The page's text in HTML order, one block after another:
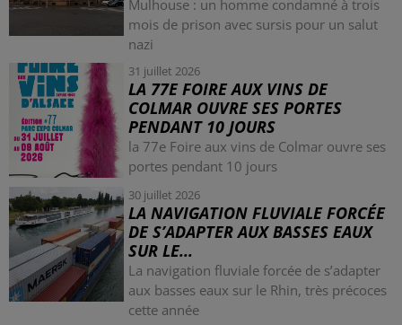
Mulhouse : un homme condamné à trois
mois de prison avec sursis pour un salut
nazi
31 juillet 2026
LA 77E FOIRE AUX VINS DE
COLMAR OUVRE SES PORTES
PENDANT 10 JOURS
la 77e Foire aux vins de Colmar ouvre ses
portes pendant 10 jours
30 juillet 2026
LA NAVIGATION FLUVIALE FORCÉE
DE S’ADAPTER AUX BASSES EAUX
SUR LE...
La navigation fluviale forcée de s’adapter
aux basses eaux sur le Rhin, très précoces
cette année